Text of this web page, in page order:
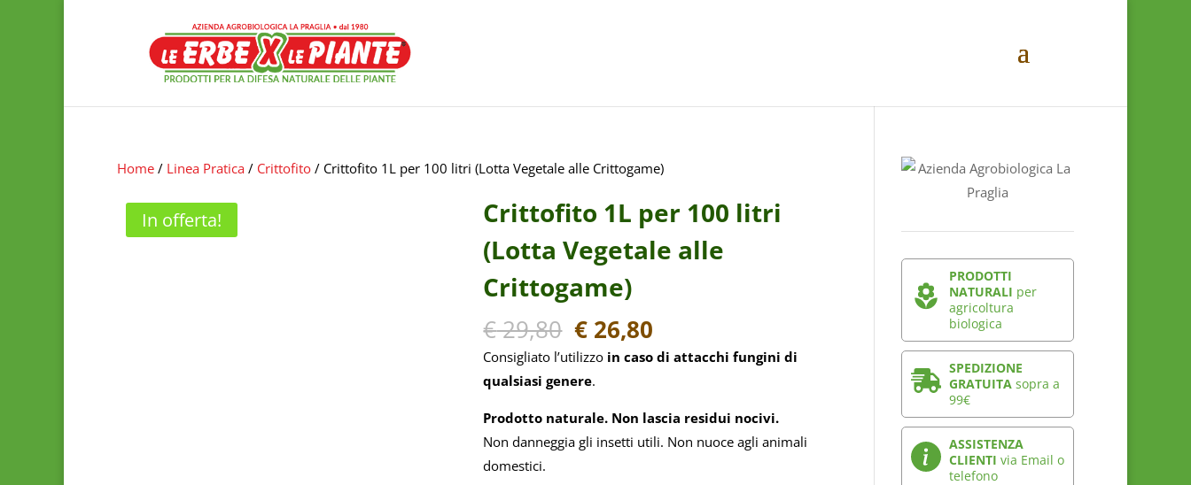
Home / Linea Pratica / Crittofito / Crittofito 1L per 100 litri (Lotta Vegetale alle Crittogame)
In offerta!
Crittofito 1L per 100 litri
(Lotta Vegetale alle
Crittogame)
€29,80 Il
prezzo
originale
€ 29,80.
€ 26,80
prezzo
€ 26,80.
Consigliato l’utilizzo in caso di attacchi fungini di
qualsiasi genere.
Prodotto naturale. Non lascia residui nocivi.
Non danneggia gli insetti utili. Non nuoce agli animali
domestici.
PRODOTTI
NATURALI per
agricoltura
biologica
SPEDIZIONE
GRATUITAsopra a
99€
ASSISTENZA
CLIENTI via Email o
telefono